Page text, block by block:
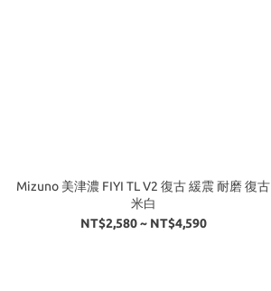
Mizuno 美津濃 FIYI TL V2 復古 緩震 耐磨 復古
米白
NT$2,580 ~ NT$4,590